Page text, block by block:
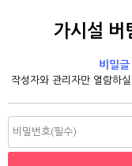
가시설 버
비밀
작성자와 관리자만 열람하